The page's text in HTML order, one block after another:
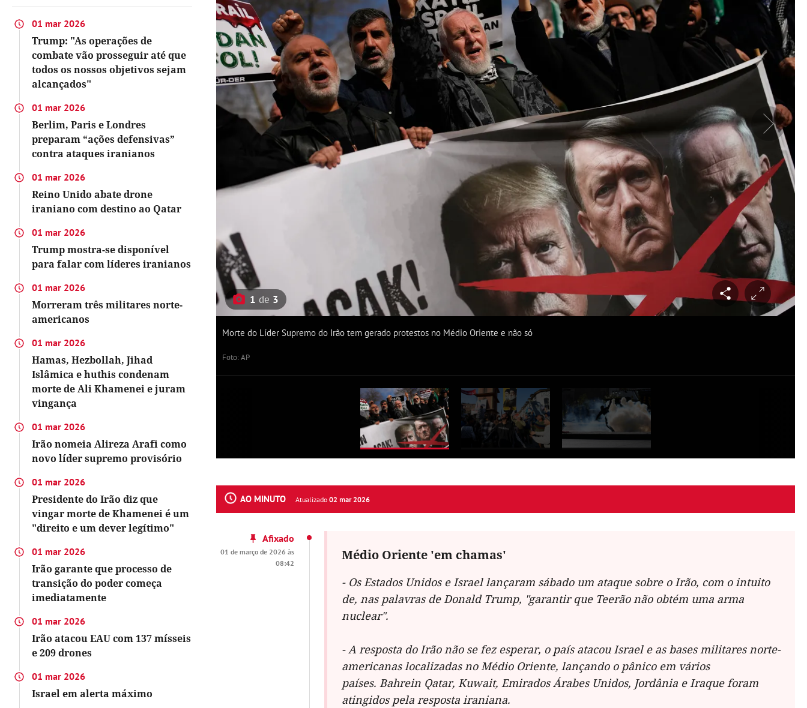
01 mar 2026
Trump: "As operações de
combate vão prosseguir até que
todos os nossos objetivos sejam
alcançados"
01 mar 2026
Berlim, Paris e Londres
preparam “ações defensivas”
contra ataques iranianos
01 mar 2026
Reino Unido abate drone
iraniano com destino ao Qatar
01 mar 2026
Trump mostra-se disponível
para falar com líderes iranianos
01 mar 2026
Morreram três militares norte-
americanos
01 mar 2026
Hamas, Hezbollah, Jihad
Islâmica e huthis condenam
morte de Ali Khamenei e juram
vingança
01 mar 2026
Irão nomeia Alireza Arafi como
novo líder supremo provisório
01 mar 2026
Presidente do Irão diz que
vingar morte de Khamenei é um
"direito e um dever legítimo"
01 mar 2026
Irão garante que processo de
transição do poder começa
imediatamente
01 mar 2026
Irão atacou EAU com 137 mísseis
e 209 drones
01 mar 2026
Israel em alerta máximo
1 de 3
Morte do Líder Supremo do Irão tem gerado protestos no Médio Oriente e não só
Foto: AP
AO MINUTO Atualizado 02 mar 2026
Afixado
01 de março de 2026 às
08:42
Médio Oriente 'em chamas'
- Os Estados Unidos e Israel lançaram sábado um ataque sobre o Irão, com o intuito
de, nas palavras de Donald Trump, "garantir que Teerão não obtém uma arma
nuclear".
- A resposta do Irão não se fez esperar, o país atacou Israel e as bases militares norte-
americanas localizadas no Médio Oriente, lançando o pânico em vários
países. Bahrein Qatar, Kuwait, Emirados Árabes Unidos, Jordânia e Iraque foram
atingidos pela resposta iraniana.